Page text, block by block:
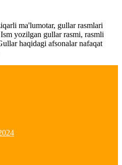
ma'lumotar, gullar rasmlari
yozilgan gullar rasmi, rasmli
haqidagi afsonalar nafaqat